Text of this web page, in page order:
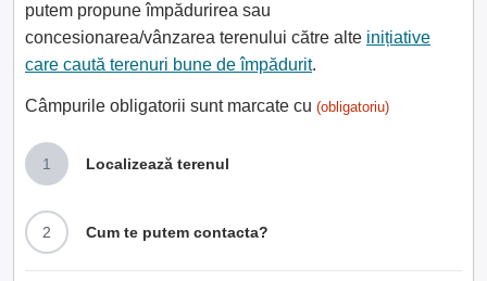
putem propune împădurirea sau
concesionarea/vânzarea terenului către alte inițiative
care caută terenuri bune de împădurit.
Câmpurile obligatorii sunt marcate cu (obligatoriu)
1 Localizează terenul
2 Cum te putem contacta?